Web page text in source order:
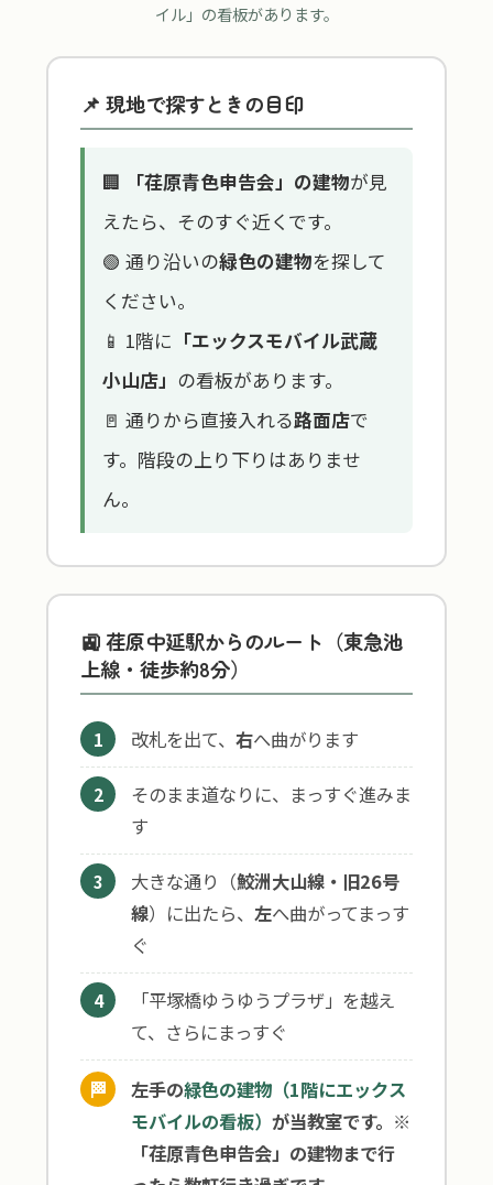
イル」の看板があります。
📌 現地で探すときの目印
🏢 「荏原青色申告会」の建物が見
えたら、そのすぐ近くです。
🟢 通り沿いの緑色の建物を探して
ください。
📱 1階に 「エックスモバイル武蔵
小山店」 の看板があります。
🚪 通りから直接入れる路面店で
す。階段の上り下りはありませ
ん。
🚉 荏原中延駅からのルート（東急池
上線・徒歩約8分）
1 改札を出て、右へ曲がります
2
そのまま道なりに、まっすぐ進みま
す
3 大きな通り（鮫洲大山線・旧26号
線）に出たら、左へ曲がってまっす
ぐ
4
「平塚橋ゆうゆうプラザ」を越え
て、さらにまっすぐ
🏁 左手の緑色の建物（1階にエックス
モバイルの看板）が当教室です。※
「荏原青色申告会」の建物まで行